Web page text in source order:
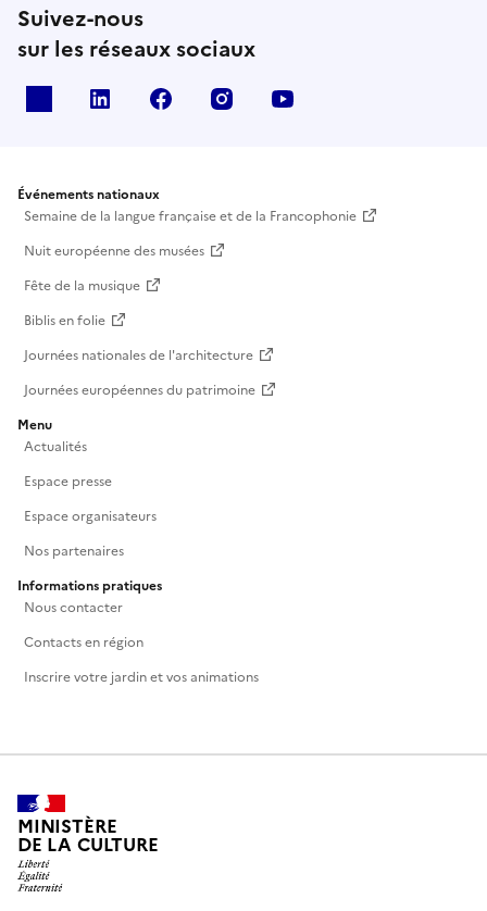
Suivez-nous
sur les réseaux sociaux
Linkedin Facebook Instagram
Événements nationaux
Semaine de la langue française et de la Francophonie
Nuit européenne des musées
Fête de la musique
Biblis en folie
Journées nationales de l'architecture
Journées européennes du patrimoine
Menu
Actualités
Espace presse
Espace organisateurs
Nos partenaires
Informations pratiques
Nous contacter
Contacts en région
Inscrire votre jardin et vos animations
MINISTÈRE
DE LA CULTURE